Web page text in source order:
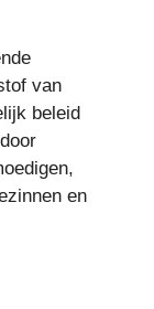
van
beleid
en